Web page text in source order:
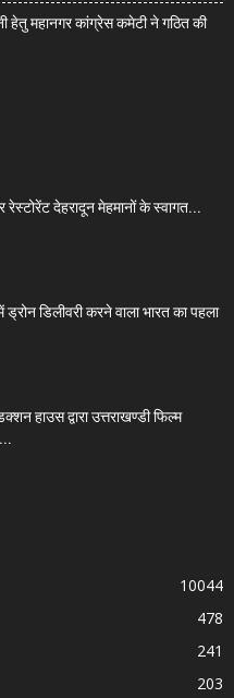
हेतु महानगर कांग्रेस कमेटी ने गठित की
देहरादून मेहमानों के स्वागत...
डिलीवरी करने वाला भारत का पहला
हाउस द्वारा उत्तराखण्डी फिल्म
10044
478
241
203